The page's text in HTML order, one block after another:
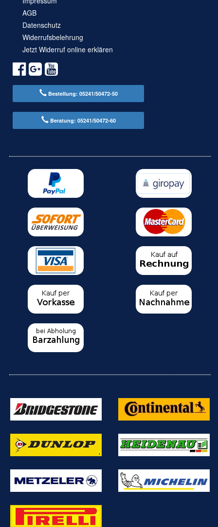
AGB
Datenschutz
Widerrufsbelehrung
Jetzt Widerruf online erklären
Bestellung: 05241/50472-50
Beratung: 05241/50472-60